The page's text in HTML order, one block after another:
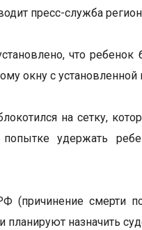
пресс-служба
что
окну с установленной
на сетку,
удержать
(причинение смерти
назначить